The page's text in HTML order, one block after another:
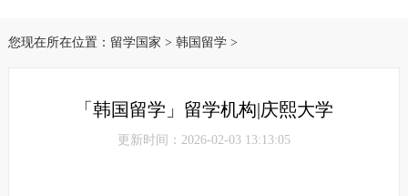
您现在所在位置： 留学国家 > 韩国留学>
「韩国留学」留学机构|庆熙大学
更新时间：2026-02-03 13:13:05